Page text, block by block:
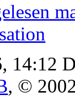
14:12
, ©